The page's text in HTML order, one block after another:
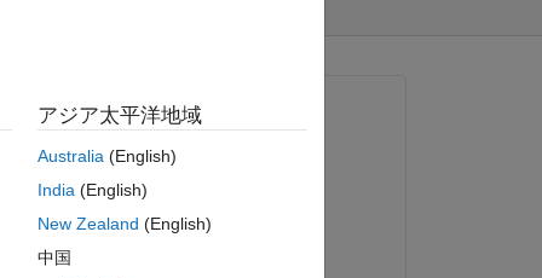
質問済み:
2011 年 7 月 20 日
編集済み:
アジア太平洋地域
Australia(English)
India(English)
New Zealand (English)
中国